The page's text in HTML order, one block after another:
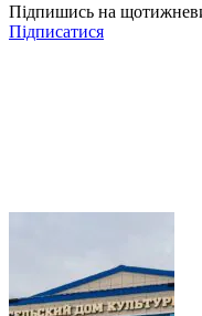
Підпишись на
Підписатися